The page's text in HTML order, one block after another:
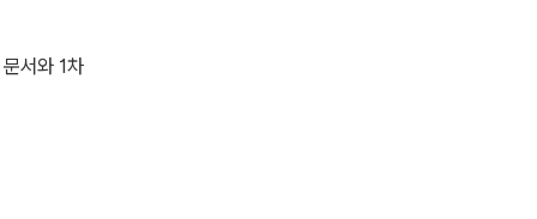
서와 1차